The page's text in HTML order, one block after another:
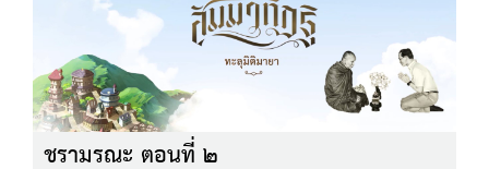
ชรามรณะ ตอนที่ ๒